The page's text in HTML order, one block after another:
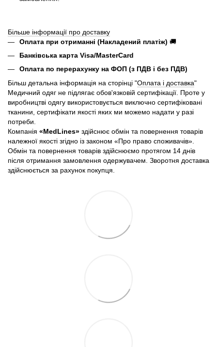
Більше інформації про доставку
Оплата при отриманні (Накладений платіж) 🚚
Банківська карта Visa/MasterCard
Оплата по перерахунку на ФОП (з ПДВ і без ПДВ)
Більш детальна інформація на сторінці "Оплата і доставка"
Медичний одяг не підлягає обов'язковій сертифікації. Проте у
виробництві одягу використовується виключно сертифіковані
тканини, сертифікати якості яких ми можемо надати у разі
потреби.
Компанія «MedLines» здійснює обмін та повернення товарів
належної якості згідно із законом «Про право споживачів».
Обмін та повернення товарів здійснюємо протягом 14 днів
після отримання замовлення одержувачем. Зворотня доставка
здійснюється за рахунок покупця.